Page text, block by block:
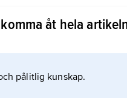
var från början av
åt hela
pålitlig kunskap.